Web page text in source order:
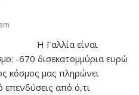
Η Γαλλία είναι
-670 δισεκατομμύρια ευρώ
κόσμος μας πληρώνει
επενδύσεις από ό,τι